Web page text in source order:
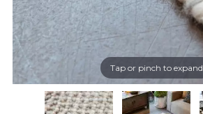
Tap or pinch to expand